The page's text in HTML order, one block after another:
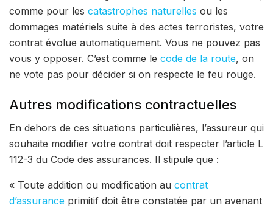
comme pour les catastrophes naturelles ou les
dommages matériels suite à des actes terroristes, votre
contrat évolue automatiquement. Vous ne pouvez pas
vous y opposer. C’est comme le code de la route, on
ne vote pas pour décider si on respecte le feu rouge.
Autres modifications contractuelles
En dehors de ces situations particulières, l’assureur qui
souhaite modifier votre contrat doit respecter l’article L
112-3 du Code des assurances. Il stipule que :
« Toute addition ou modification au contrat
d’assurance primitif doit être constatée par un avenant